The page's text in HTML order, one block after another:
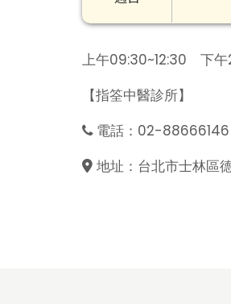
上午09:30~12:30 下
【指筌中醫診所】
電話：02-88666146
地址：台北市士林區